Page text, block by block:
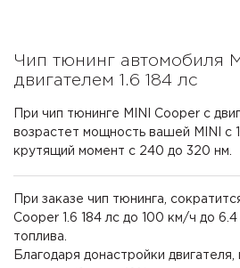
Чип тюнинг автомобиля
двигателем 1.6 184 лс
При чип тюнинге MINI Cooper с
возрастет мощность вашей MINI с
крутящий момент с 240 до 320 нм.
При заказе чип тюнинга,
Cooper 1.6 184 лс до 100 км/ч до 6.4
топлива.
Благодаря донастройки